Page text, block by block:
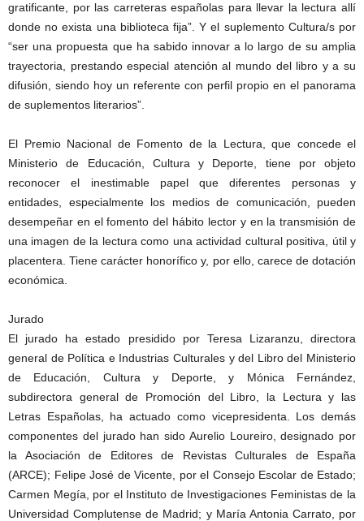
gratificante, por las carreteras españolas para llevar la lectura allí
donde no exista una biblioteca fija”. Y el suplemento Cultura/s por
“ser una propuesta que ha sabido innovar a lo largo de su amplia
trayectoria, prestando especial atención al mundo del libro y a su
difusión, siendo hoy un referente con perfil propio en el panorama
de suplementos literarios”.
El Premio Nacional de Fomento de la Lectura, que concede el
Ministerio de Educación, Cultura y Deporte, tiene por objeto
reconocer el inestimable papel que diferentes personas y
entidades, especialmente los medios de comunicación, pueden
desempeñar en el fomento del hábito lector y en la transmisión de
una imagen de la lectura como una actividad cultural positiva, útil y
placentera. Tiene carácter honorífico y, por ello, carece de dotación
económica.
Jurado
El jurado ha estado presidido por Teresa Lizaranzu, directora
general de Política e Industrias Culturales y del Libro del Ministerio
de Educación, Cultura y Deporte, y Mónica Fernández,
subdirectora general de Promoción del Libro, la Lectura y las
Letras Españolas, ha actuado como vicepresidenta. Los demás
componentes del jurado han sido Aurelio Loureiro, designado por
la Asociación de Editores de Revistas Culturales de España
(ARCE); Felipe José de Vicente, por el Consejo Escolar de Estado;
Carmen Megía, por el Instituto de Investigaciones Feministas de la
Universidad Complutense de Madrid; y María Antonia Carrato, por